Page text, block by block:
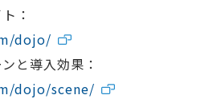
：
dojo/
と導入効果：
dojo/scene/